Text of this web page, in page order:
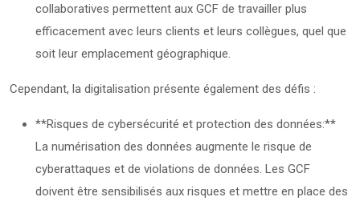
collaboratives permettent aux GCF de travailler plus
efficacement avec leurs clients et leurs collègues, quel que
soit leur emplacement géographique.
Cependant, la digitalisation présente également des défis :
**Risques de cybersécurité et protection des données:**
La numérisation des données augmente le risque de
cyberattaques et de violations de données. Les GCF
doivent être sensibilisés aux risques et mettre en place des